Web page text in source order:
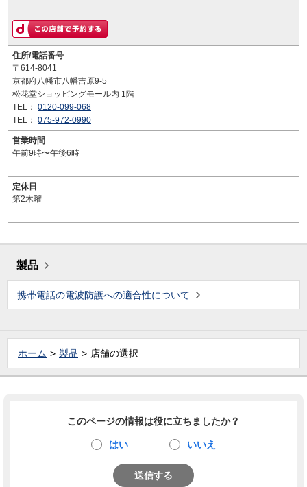
住所/電話番号
〒614-8041
京都府八幡市八幡吉原9-5
松花堂ショッピングモール内 1階
TEL： 0120-099-068
TEL： 075-972-0990
営業時間
午前9時〜午後6時
定休日
第2木曜
製品
携帯電話の電波防護への適合性について
ホーム 製品 店舗の選択
このページの情報は役に立ちましたか？
はい いいえ
送信する